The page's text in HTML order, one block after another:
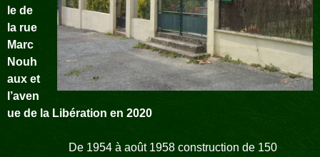
le de
la rue
Marc
Nouh
aux et
l’aven
ue de la Libération en 2020
De 1954 à août 1958 construction de 150